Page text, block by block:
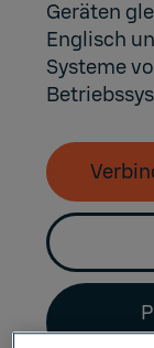
Geräten
Englisch
Systeme